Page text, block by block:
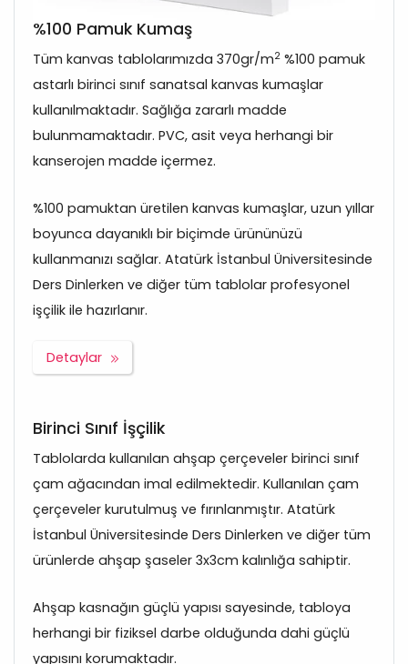
%100 Pamuk Kumaş
Tüm kanvas tablolarımızda 370gr/m2 %100 pamuk
astarlı birinci sınıf sanatsal kanvas kumaşlar
kullanılmaktadır. Sağlığa zararlı madde
bulunmamaktadır. PVC, asit veya herhangi bir
kanserojen madde içermez.
%100 pamuktan üretilen kanvas kumaşlar, uzun yıllar
boyunca dayanıklı bir biçimde ürününüzü
kullanmanızı sağlar. Atatürk İstanbul Üniversitesinde
Ders Dinlerken ve diğer tüm tablolar profesyonel
işçilik ile hazırlanır.
Detaylar
Birinci Sınıf İşçilik
Tablolarda kullanılan ahşap çerçeveler birinci sınıf
çam ağacından imal edilmektedir. Kullanılan çam
çerçeveler kurutulmuş ve fırınlanmıştır. Atatürk
İstanbul Üniversitesinde Ders Dinlerken ve diğer tüm
ürünlerde ahşap şaseler 3x3cm kalınlığa sahiptir.
Ahşap kasnağın güçlü yapısı sayesinde, tabloya
herhangi bir fiziksel darbe olduğunda dahi güçlü
yapısını korumaktadır.